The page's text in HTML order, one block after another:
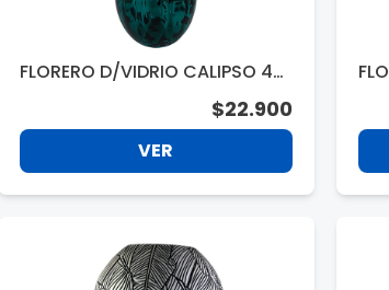
FLORERO D/VIDRIO CALIPSO 40
$22.900
VER